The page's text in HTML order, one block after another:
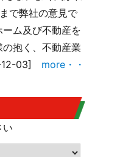
で弊社の意見で
ム及び不動産を
抱く、不動産業
12-03] more・・
い